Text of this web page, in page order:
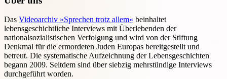
Das Videoarchiv »Sprechen trotz allem« beinhaltet
lebensgeschichtliche Interviews mit Überlebenden der
nationalsozialistischen Verfolgung und wird von der Stiftung
Denkmal für die ermordeten Juden Europas bereitgestellt und
betreut. Die systematische Aufzeichnung der Lebensgeschichten
begann 2009. Seitdem sind über siebzig mehrstündige Interviews
durchgeführt worden.